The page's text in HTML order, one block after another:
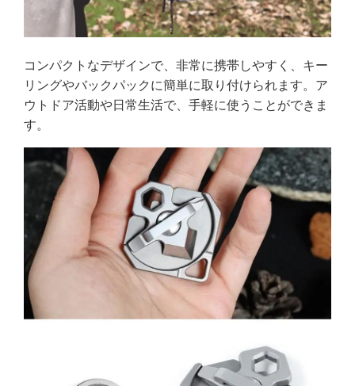
コンパクトなデザインで、非常に携帯しやすく、キー
リングやバックパックに簡単に取り付けられます。ア
ウトドア活動や日常生活で、手軽に使うことができま
す。